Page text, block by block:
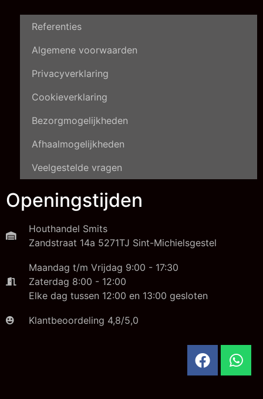
Referenties
Algemene voorwaarden
Privacyverklaring
Cookieverklaring
Bezorgmogelijkheden
Afhaalmogelijkheden
Veelgestelde vragen
Openingstijden
Houthandel Smits
Zandstraat 14a 5271TJ Sint-Michielsgestel
Maandag t/m Vrijdag 9:00 - 17:30
Zaterdag 8:00 - 12:00
Elke dag tussen 12:00 en 13:00 gesloten
Klantbeoordeling 4,8/5,0